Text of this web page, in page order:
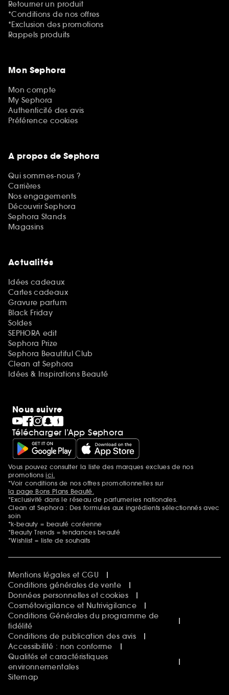
Retourner un produit
*Conditions de nos offres
*Exclusion des promotions
Rappels produits
Mon Sephora
Mon compte
My Sephora
Authenticité des avis
Préférence cookies
A propos de Sephora
Qui sommes-nous ?
Carrières
Nos engagements
Découvrir Sephora
Sephora Stands
Magasins
Actualités
Idées cadeaux
Cartes cadeaux
Gravure parfum
Black Friday
Soldes
SEPHORA edit
Sephora Prize
Sephora Beautiful Club
Clean at Sephora
Idées & Inspirations Beauté
Nous suivre
Télécharger l’App Sephora
Mentions additionnelles
Vous pouvez consulter la liste des marques exclues de nos
promotionsici.
*Voir conditions de nos offres promotionnelles sur
la page Bons Plans Beauté.
*Exclusivité dans le réseau de parfumeries nationales.
Clean at Sephora : Des formules aux ingrédients sélectionnés avec
soin
*k-beauty = beauté coréenne
*Beauty Trends = tendances beauté
*Wishlist = liste de souhaits
Mentions légales et CGU
Conditions générales de vente
Données personnelles et cookies
Cosmétovigilance et Nutrivigilance
Conditions Générales du programme de
fidélité
Conditions de publication des avis
Accessibilité : non conforme
Qualités et caractéristiques
environnementales
Sitemap